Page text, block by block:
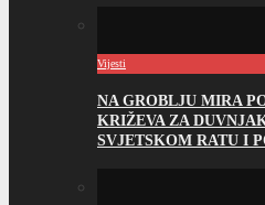
Vijesti
NA GROBLJU MIRA
KRIŽEVA ZA
SVJETSKOM RATU I